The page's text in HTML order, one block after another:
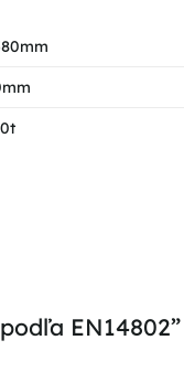
EN14802”